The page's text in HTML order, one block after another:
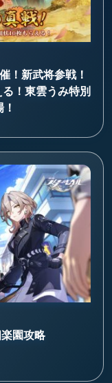
！新武将参戦！
！東雲うみ特別
園攻略